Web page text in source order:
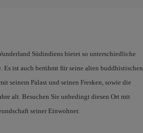
Südindiens bietet so unterschiedliche
Es ist auch berühmt für seine alten buddhistischen
seinem Palast und seinen Fresken, sowie die
alt. Besuchen Sie unbedingt diesen Ort mit
seiner Einwohner.